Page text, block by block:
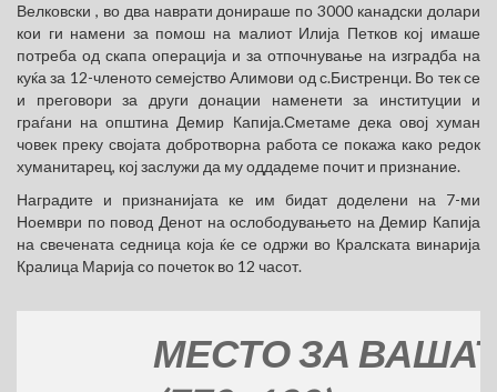
Велковски , во два наврати донираше по 3000 канадски долари
кои ги намени за помош на малиот Илија Петков кој имаше
потреба од скапа операција и за отпочнување на изградба на
куќа за 12-членото семејство Алимови од с.Бистренци. Во тек се
и преговори за други донации наменети за институции и
граѓани на општина Демир Капија.Сметаме дека овој хуман
човек преку својата добротворна работа се покажа како редок
хуманитарец, кој заслужи да му оддадеме почит и признание.
Наградите и признанијата ке им бидат доделени на 7-ми
Ноември по повод Денот на ослободувањето на Демир Капија
на свечената седница која ќе се одржи во Кралската винарија
Кралица Марија со почеток во 12 часот.
МЕСТО ЗА ВАШАТА